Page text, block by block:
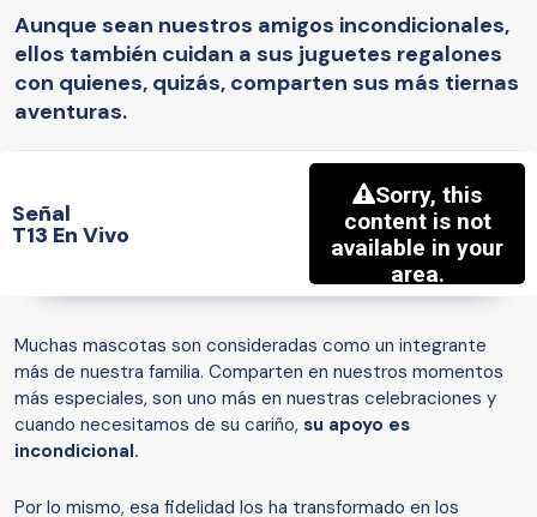
Aunque sean nuestros amigos incondicionales,
ellos también cuidan a sus juguetes regalones
con quienes, quizás, comparten sus más tiernas
aventuras.
Señal
T13 En Vivo
Muchas mascotas son consideradas como un integrante
más de nuestra familia. Comparten en nuestros momentos
más especiales, son uno más en nuestras celebraciones y
cuando necesitamos de su cariño, su apoyo es
incondicional.
Por lo mismo, esa fidelidad los ha transformado en los